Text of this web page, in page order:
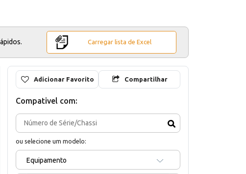
Carregar lista de Excel
Adicionar Favorito Compartilhar
Compativel com:
ou selecione um modelo:
Equipamento